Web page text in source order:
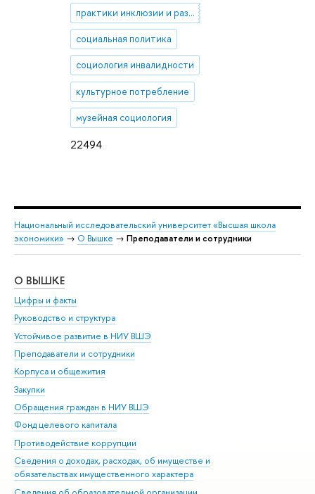
22494
практики инклюзии и разнообразия
социальная политика
социология инвалидности
культурное потребление
музейная социология
Национальный исследовательский университет «Высшая школа
экономики» → О Вышке → Преподаватели и сотрудники
О ВЫШКЕ
Цифры и факты
Руководство и структура
Устойчивое развитие в НИУ ВШЭ
Преподаватели и сотрудники
Корпуса и общежития
Закупки
Обращения граждан в НИУ ВШЭ
Фонд целевого капитала
Противодействие коррупции
Сведения о доходах, расходах, об имуществе и
обязательствах имущественного характера